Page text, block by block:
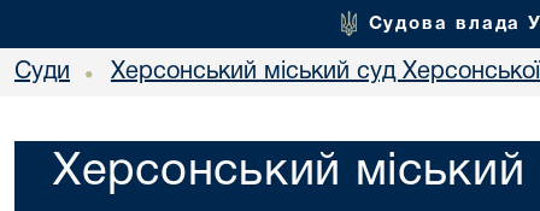
Судова влада
Суди • Херсонський міський суд Херсонської
Херсонський міський